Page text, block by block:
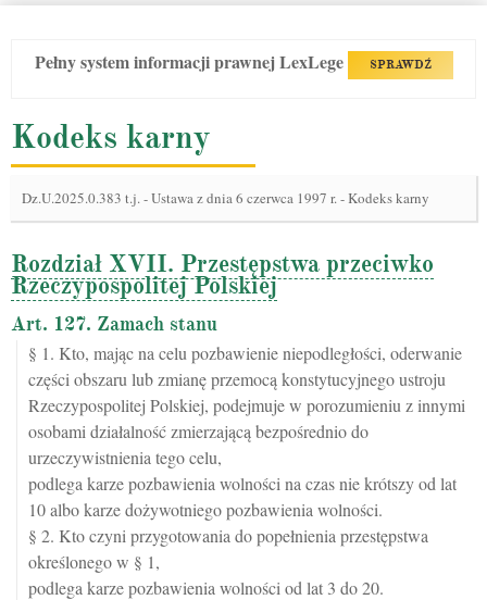
Pełny system informacji prawnej LexLege SPRAWDŹ
Kodeks karny
Dz.U.2025.0.383 t.j.-Ustawa z dnia 6 czerwca 1997 r. - Kodeks karny
Rozdział XVII. Przestępstwa przeciwko
Rzeczypospolitej Polskiej
Art. 127. Zamach stanu
§ 1. Kto, mając na celu pozbawienie niepodległości, oderwanie
części obszaru lub zmianę przemocą konstytucyjnego ustroju
Rzeczypospolitej Polskiej, podejmuje w porozumieniu z innymi
osobami działalność zmierzającą bezpośrednio do
urzeczywistnienia tego celu,
podlega karze pozbawienia wolności na czas nie krótszy od lat
10 albo karze dożywotniego pozbawienia wolności.
§ 2. Kto czyni przygotowania do popełnienia przestępstwa
określonego w § 1,
podlega karze pozbawienia wolności od lat 3 do 20.